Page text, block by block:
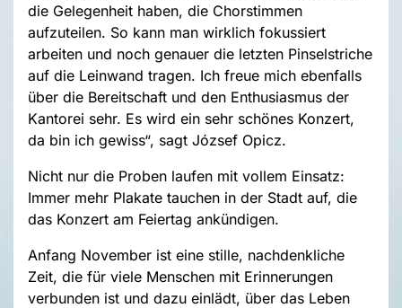
die Gelegenheit haben, die Chorstimmen
aufzuteilen. So kann man wirklich fokussiert
arbeiten und noch genauer die letzten Pinselstriche
auf die Leinwand tragen. Ich freue mich ebenfalls
über die Bereitschaft und den Enthusiasmus der
Kantorei sehr. Es wird ein sehr schönes Konzert,
da bin ich gewiss“, sagt József Opicz.
Nicht nur die Proben laufen mit vollem Einsatz:
Immer mehr Plakate tauchen in der Stadt auf, die
das Konzert am Feiertag ankündigen.
Anfang November ist eine stille, nachdenkliche
Zeit, die für viele Menschen mit Erinnerungen
verbunden ist und dazu einlädt, über das Leben